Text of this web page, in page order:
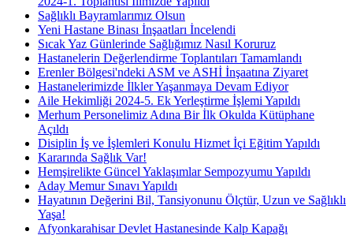
Sağlıklı Bayramlarımız Olsun
Yeni Hastane Binası İnşaatları İncelendi
Sıcak Yaz Günlerinde Sağlığımız Nasıl Koruruz
Hastanelerin Değerlendirme Toplantıları Tamamlandı
Erenler Bölgesi'ndeki ASM ve ASHİ İnşaatına Ziyaret
Hastanelerimizde İlkler Yaşanmaya Devam Ediyor
Aile Hekimliği 2024-5. Ek Yerleştirme İşlemi Yapıldı
Merhum Personelimiz Adına Bir İlk Okulda Kütüphane
Açıldı
Disiplin İş ve İşlemleri Konulu Hizmet İçi Eğitim Yapıldı
Kararında Sağlık Var!
Hemşirelikte Güncel Yaklaşımlar Sempozyumu Yapıldı
Aday Memur Sınavı Yapıldı
Hayatının Değerini Bil, Tansiyonunu Ölçtür, Uzun ve Sağlıklı
Yaşa!
Afyonkarahisar Devlet Hastanesinde Kalp Kapağı